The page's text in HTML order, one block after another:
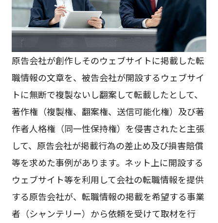
原告会社が創作しそのウェブサイトに掲載した転
職情報の文章を、被告会社が開設するウェブサイ
トに無断で複製ないし翻案して転載したとして、
著作権（複製権、翻案権、送信可能化権）及び著
作者人格権（同一性保持権）を侵害されたと主張
して、原告会社が掲載行為の差止め及び損害賠償
等を求めた事例があります。ネット上に開設する
ウェブサイト等を利用して会社の転職情報を提供
する原告会社が、転職情報の掲載を希望する事業
者（シャンテリー）から依頼を受けて取材を行